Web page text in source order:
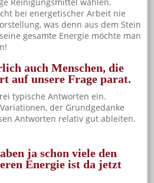
Reinigungsmittel wählen.
bei energetischer Arbeit nie
was denn aus dem Stein
gesamte Energie möchte man
auch Menschen, die
auf unsere Frage parat.
typische Antworten ein.
der Grundgedanke
Antworten relativ gut ableiten.
ja schon viele den
Energie ist da jetzt